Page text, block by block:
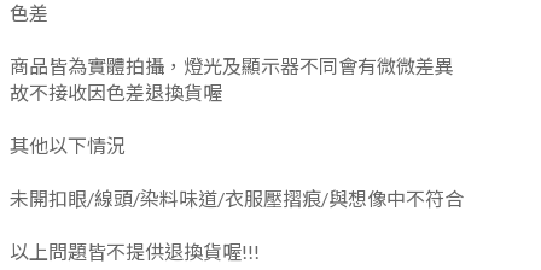
色差
商品皆為實體拍攝，燈光及顯示器不同會有微微差異
故不接收因色差退換貨喔
其他以下情況
未開扣眼/線頭/染料味道/衣服壓摺痕/與想像中不符合
以上問題皆不提供退換貨喔!!!